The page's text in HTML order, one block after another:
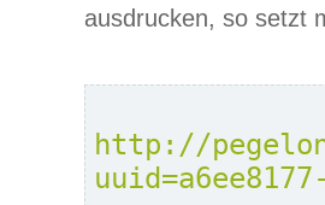
ausdrucken, so setzt
http://